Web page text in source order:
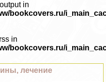
in
bookcovers.ru/
in
bookcovers.ru/
лечение